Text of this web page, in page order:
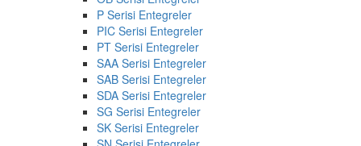
P Serisi Entegreler
PIC Serisi Entegreler
PT Serisi Entegreler
SAA Serisi Entegreler
SAB Serisi Entegreler
SDA Serisi Entegreler
SG Serisi Entegreler
SK Serisi Entegreler